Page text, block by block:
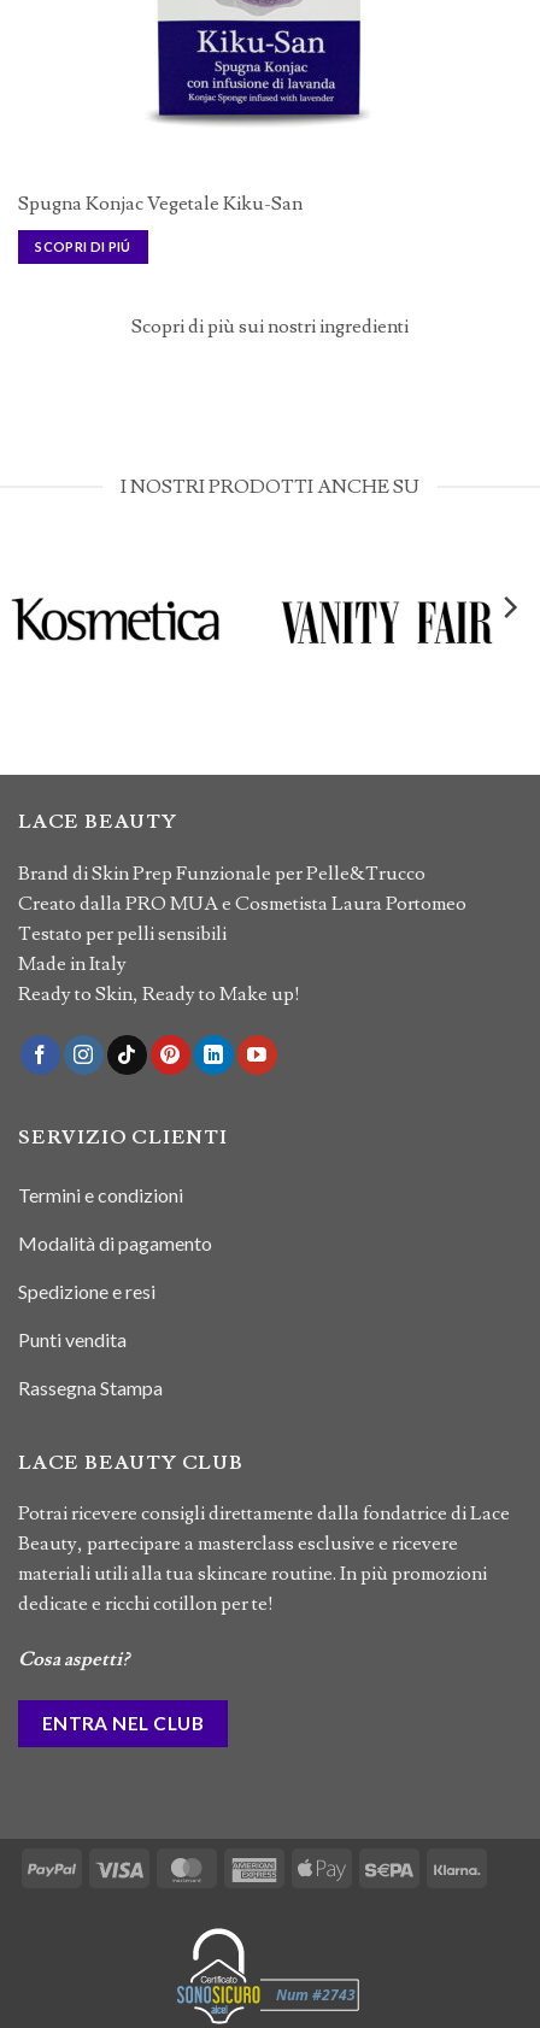
Spugna Konjac Vegetale Kiku-San
SCOPRI DI PIÚ
Scopri di più sui nostri ingredienti
I NOSTRI PRODOTTI ANCHE SU
LACE BEAUTY
Brand di Skin Prep Funzionale per Pelle&Trucco
Creato dalla PRO MUA e Cosmetista Laura Portomeo
Testato per pelli sensibili
Made in Italy
Ready to Skin, Ready to Make up!
SERVIZIO CLIENTI
Termini e condizioni
Modalità di pagamento
Spedizione e resi
Punti vendita
Rassegna Stampa
LACE BEAUTY CLUB
Potrai ricevere consigli direttamente dalla fondatrice di Lace
Beauty, partecipare a masterclass esclusive e ricevere
materiali utili alla tua skincare routine. In più promozioni
dedicate e ricchi cotillon per te!
Cosa aspetti?
ENTRA NEL CLUB
PayPal Visa MasterCardAmericanApple
Sepa